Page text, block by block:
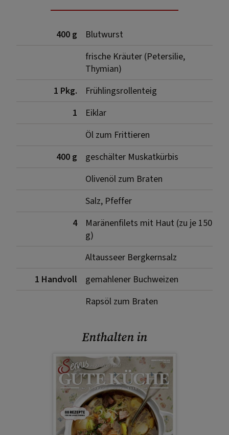
400 g
Blutwurst
frische Kräuter (Petersilie,
Thymian)
1 Pkg.
Frühlingsrollenteig
1
Eiklar
Öl zum Frittieren
400 g
geschälter Muskatkürbis
Olivenöl zum Braten
Salz, Pfeffer
4
Maränenfilets mit Haut (zu je 150
g)
Altausseer Bergkernsalz
1 Handvoll
gemahlener Buchweizen
Rapsöl zum Braten
Enthalten in